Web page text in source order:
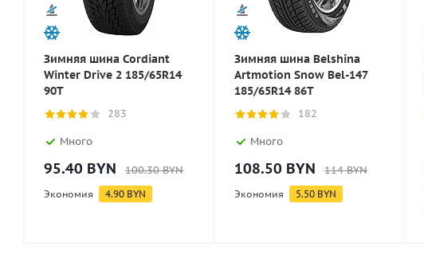
Зимняя шина Cordiant
Winter Drive 2 185/65R14
90T
283
Много
95.40 BYN 100.30BYN
Экономия 4.90 BYN
Зимняя шина Belshina
Artmotion Snow Bel-147
185/65R14 86T
182
Много
108.50 BYN 114BYN
Экономия 5.50 BYN